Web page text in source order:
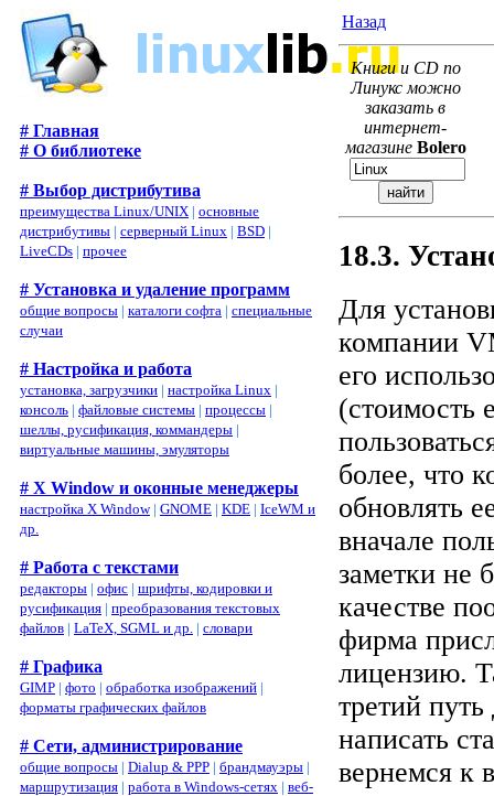
# Главная
# О библиотеке
# Выбор дистрибутива
преимущества Linux/UNIX | основные
дистрибутивы | серверный Linux | BSD |
LiveCDs | прочее
# Установка и удаление программ
общие вопросы | каталоги софта | специальные
случаи
# Настройка и работа
установка, загрузчики | настройка Linux |
консоль | файловые системы | процессы |
шеллы, русификация, коммандеры |
виртуальные машины, эмуляторы
# X Window и оконные менеджеры
настройка X Window| GNOME | KDE | IceWM и
др.
# Работа с текстами
редакторы | офис | шрифты, кодировки и
русификация | преобразования текстовых
файлов | LaTeX, SGML и др. | словари
# Графика
GIMP | фото | обработка изображений |
форматы графических файлов
# Сети, администрирование
общие вопросы | Dialup & PPP | брандмауэры |
маршрутизация | работа в Windows-сетях | веб-
Назад
Книги и CD по
Линукс можно
заказать в
интернет-
магазине Bolero
18.3.
Для
компании
его
(стоимость
более, что
обновлять
вначале
заметки не
качестве
фирма
лицензию.
третий
написать
вернемся к